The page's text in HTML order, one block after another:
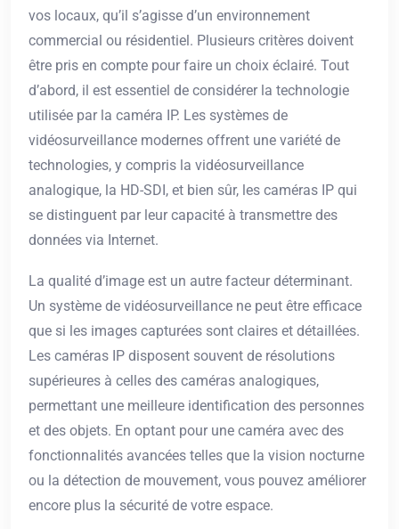
vos locaux, qu’il s’agisse d’un environnement
commercial ou résidentiel. Plusieurs critères doivent
être pris en compte pour faire un choix éclairé. Tout
d’abord, il est essentiel de considérer la technologie
utilisée par la caméra IP. Les systèmes de
vidéosurveillance modernes offrent une variété de
technologies, y compris la vidéosurveillance
analogique, la HD-SDI, et bien sûr, les caméras IP qui
se distinguent par leur capacité à transmettre des
données via Internet.
La qualité d’image est un autre facteur déterminant.
Un système de vidéosurveillance ne peut être efficace
que si les images capturées sont claires et détaillées.
Les caméras IP disposent souvent de résolutions
supérieures à celles des caméras analogiques,
permettant une meilleure identification des personnes
et des objets. En optant pour une caméra avec des
fonctionnalités avancées telles que la vision nocturne
ou la détection de mouvement, vous pouvez améliorer
encore plus la sécurité de votre espace.